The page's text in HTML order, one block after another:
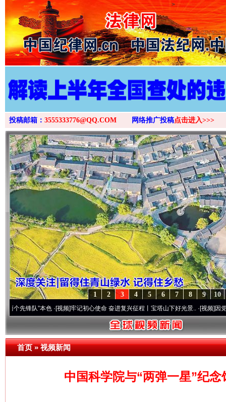
>
投稿邮箱： 3555333776@QQ.COM 网络推广投稿点击进入>>>
10
9
8
7
6
5
4
3
2
1
队”本色·[视频]牢记初心使命 奋进复兴征程丨宝塔山下好光景..·[视频]因党而生 为
首页»视频新闻
中国科学院与“两弹一星”纪